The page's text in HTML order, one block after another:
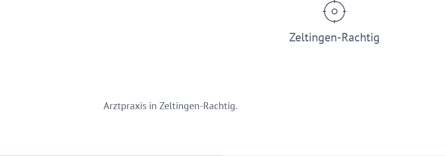
Zeltingen-Rachtig
Arztpraxis in Zeltingen-Rachtig.